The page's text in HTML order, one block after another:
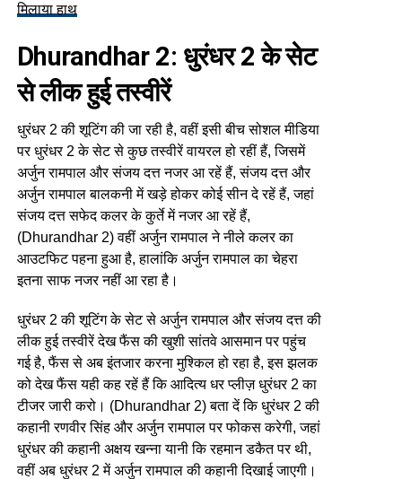
मिलाया हाथ
Dhurandhar 2: धुरंधर 2 के सेट
से लीक हुई तस्वीरें
धुरंधर 2 की शूटिंग की जा रही है, वहीं इसी बीच सोशल मीडिया
पर धुरंधर 2 के सेट से कुछ तस्वीरें वायरल हो रहीं हैं, जिसमें
अर्जुन रामपाल और संजय दत्त नजर आ रहें हैं, संजय दत्त और
अर्जुन रामपाल बालकनी में खड़े होकर कोई सीन दे रहें हैं, जहां
संजय दत्त सफेद कलर के कुर्ते में नजर आ रहें हैं,
(Dhurandhar 2) वहीं अर्जुन रामपाल ने नीले कलर का
आउटफिट पहना हुआ है, हालांकि अर्जुन रामपाल का चेहरा
इतना साफ नजर नहीं आ रहा है।
धुरंधर 2 की शूटिंग के सेट से अर्जुन रामपाल और संजय दत्त की
लीक हुई तस्वीरें देख फैंस की खुशी सांतवे आसमान पर पहुंच
गई है, फैंस से अब इंतजार करना मुश्किल हो रहा है, इस झलक
को देख फैंस यही कह रहें हैं कि आदित्य धर प्लीज़ धुरंधर 2 का
टीजर जारी करो। (Dhurandhar 2) बता दें कि धुरंधर 2 की
कहानी रणवीर सिंह और अर्जुन रामपाल पर फोकस करेगी, जहां
धुरंधर की कहानी अक्षय खन्ना यानी कि रहमान डकैत पर थी,
वहीं अब धुरंधर 2 में अर्जुन रामपाल की कहानी दिखाई जाएगी।